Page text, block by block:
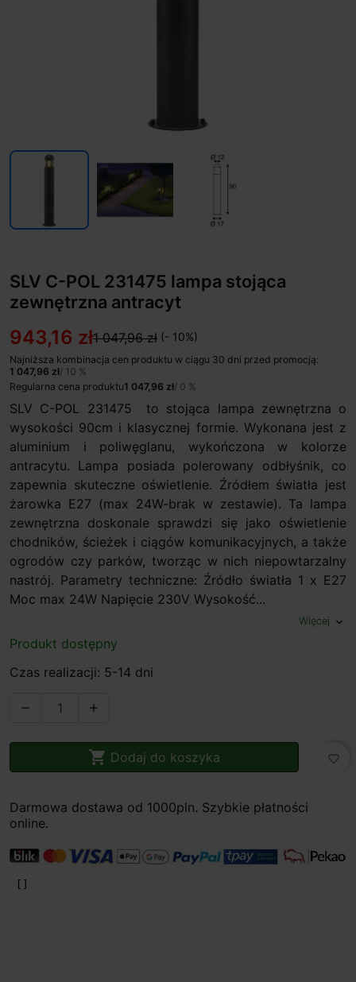
SLV C-POL 231475 lampa stojąca
zewnętrzna antracyt
943,16 zł1 047,96 zł (- 10%)
Najniższa kombinacja cen produktu w ciągu 30 dni przed promocją:
1 047,96 zł/ 10 %
Regularna cena produktu1 047,96 zł/ 0 %
SLV C-POL 231475 to stojąca lampa zewnętrzna o
wysokości 90cm i klasycznej formie. Wykonana jest z
aluminium i poliwęglanu, wykończona w kolorze
antracytu. Lampa posiada polerowany odbłyśnik, co
zapewnia skuteczne oświetlenie. Źródłem światła jest
żarowka E27 (max 24W-brak w zestawie). Ta lampa
zewnętrzna doskonale sprawdzi się jako oświetlenie
chodników, ścieżek i ciągów komunikacyjnych, a także
ogrodów czy parków, tworząc w nich niepowtarzalny
nastrój. Parametry techniczne: Źródło światła 1 x E27
Moc max 24W Napięcie 230V Wysokość...
Więcej expand_more
Produkt dostępny
Czas realizacji: 5-14 dni
 
 Dodaj do koszyka favorite_border
Darmowa dostawa od 1000pln. Szybkie płatności
online.